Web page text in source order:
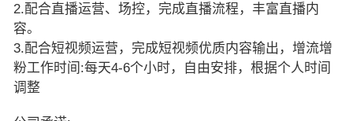
2.配合直播运营、场控，完成直播流程，丰富直播内
容。
3.配合短视频运营，完成短视频优质内容输出，增流增
粉工作时间:每天4-6个小时，自由安排，根据个人时间
调整